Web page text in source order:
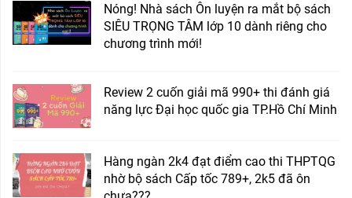
Nóng! Nhà sách Ôn luyện ra mắt bộ sách
SIÊU TRỌNG TÂM lớp 10 dành riêng cho
chương trình mới!
Review 2 cuốn giải mã 990+ thi đánh giá
năng lực Đại học quốc gia TP.Hồ Chí Minh
Hàng ngàn 2k4 đạt điểm cao thi THPTQG
nhờ bộ sách Cấp tốc 789+, 2k5 đã ôn